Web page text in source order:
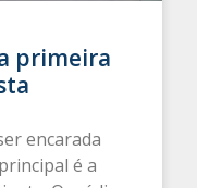
primeira
encarada
é a